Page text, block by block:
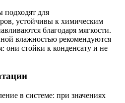
подходят для
устойчивы к химическим
благодаря мягкости.
влажностью рекомендуются
они стойки к конденсату и не
в системе: при значениях